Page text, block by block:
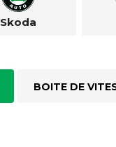
Skoda
BOITE DE